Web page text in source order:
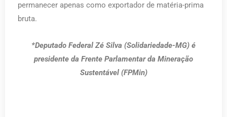
permanecer apenas como exportador de matéria-prima
bruta.
*Deputado Federal Zé Silva (Solidariedade-MG) é
presidente da Frente Parlamentar da Mineração
Sustentável (FPMin)